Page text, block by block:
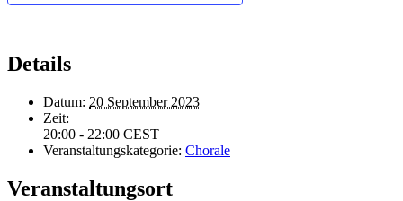
Details
Datum: 20 September 2023
Zeit:
20:00 - 22:00 CEST
Veranstaltungskategorie: Chorale
Veranstaltungsort